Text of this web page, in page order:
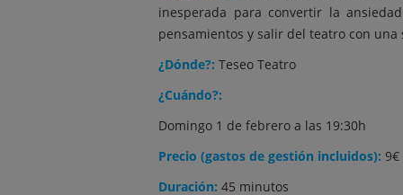
inesperada para convertir la
pensamientos y salir del teatro con una
¿Dónde?: Teseo Teatro
¿Cuándo?:
Domingo 1 de febrero a las 19:30h
Precio (gastos de gestión incluidos): 9€
Duración: 45 minutos